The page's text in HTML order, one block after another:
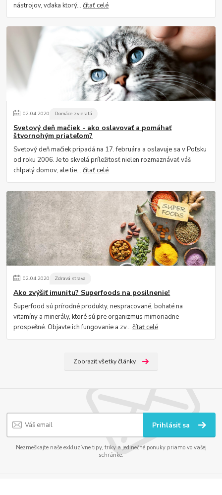
nástrojov, vďaka ktorý...čítať celé
02.04.2020 Domáce zvieratá
Svetový deň mačiek - ako oslavovať a pomáhať
štvornohým priateľom?
Svetový deň mačiek pripadá na 17. februára a oslavuje sa v Poľsku
od roku 2006. Je to skvelá príležitosť nielen rozmaznávať váš
chlpatý domov, ale tie...čítať celé
02.04.2020 Zdravá strava
Ako zvýšiť imunitu? Superfoods na posilnenie!
Superfood sú prírodné produkty, nespracované, bohaté na
vitamíny a minerály, ktoré sú pre organizmus mimoriadne
prospešné. Objavte ich fungovanie a zv...čítať celé
Zobraziť všetky články
Prihlásiť sa
Nezmeškajte naše exkluzívne tipy, triky a jedinečné ponuky priamo vo vašej
schránke.